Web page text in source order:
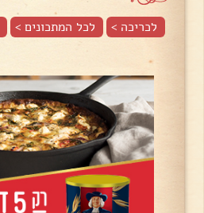
לכריכה > לכל המתכונים >